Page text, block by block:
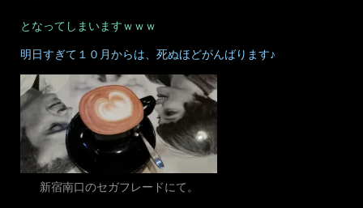
となってしまいますｗｗｗ
明日すぎて１０月からは、死ぬほどがんばります♪
新宿南口のセガフレードにて。